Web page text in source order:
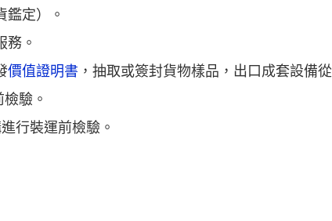
鑑定）。
務。
價值證明書 ，抽取或簽封貨物樣品，出口成套設備從
驗。
行裝運前檢驗。